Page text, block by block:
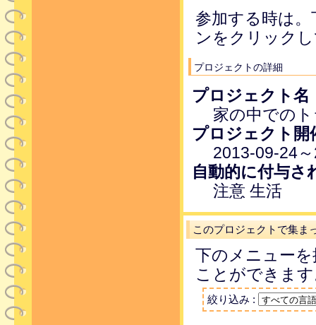
参加する時は
ンをクリック
プロジェクトの詳細
プロジェクト名
家の中での
プロジェクト開
2013-09-24
自動的に付与さ
注意 生活
このプロジェクトで集ま
下のメニュー
ことができま
絞り込み :